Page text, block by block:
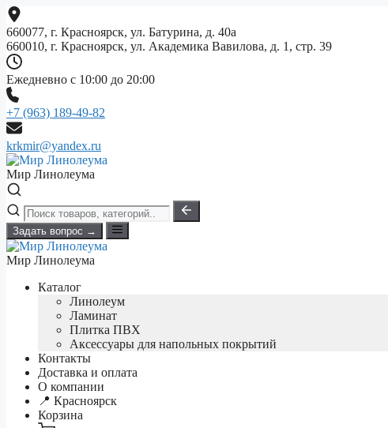
Перейти
к
содержимому
660077, г. Красноярск, ул. Батурина, д. 40а
660010, г. Красноярск, ул. Академика Вавилова, д. 1, стр. 39
Ежедневно с 10:00 до 20:00
+7 (963) 189-49-82
krkmir@yandex.ru
Мир Линолеума
Задать вопрос →
Мир Линолеума
Каталог
Линолеум
Ламинат
Плитка ПВХ
Аксессуары для напольных покрытий
Контакты
Доставка и оплата
О компании
📍 Красноярск
Корзина